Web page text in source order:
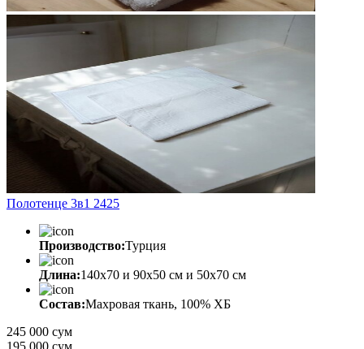
Полотенце 3в1 2425
Производство:Турция
Длина:140х70 и 90х50 см и 50х70 см
Состав:Махровая ткань, 100% ХБ
245 000 сум
195 000 сум